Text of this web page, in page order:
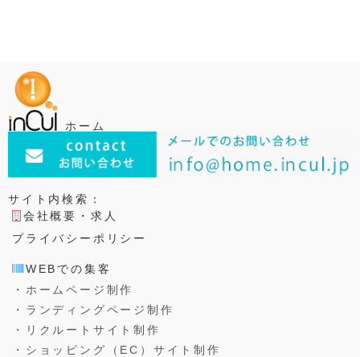
ホーム
サイト内検索：
会社概要・求人
プライバシーポリシー
WEBでの集客
・ホームページ制作
・ランディングページ制作
・リクルートサイト制作
・ショッピング（EC）サイト制作